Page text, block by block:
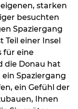
starken
besuchten
Spaziergang
Teil einer Insel
für eine
die Donau hat
Spaziergang
ein Gefühl der
Ihnen